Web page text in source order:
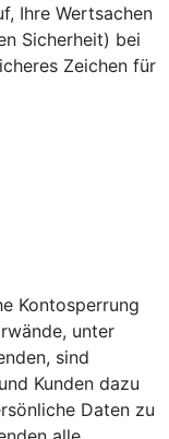
Ihre Wertsachen
Sicherheit) bei
Zeichen für
Kontosperrung
unter
sind
Kunden dazu
Daten zu